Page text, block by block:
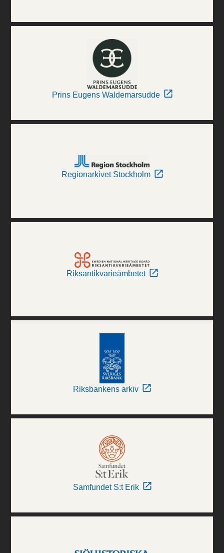
Prins Eugens Waldemarsudde
Regionarkivet Stockholm
Riksantikvarieämbetet
Riksbankens arkiv
Samfundet S:t Erik